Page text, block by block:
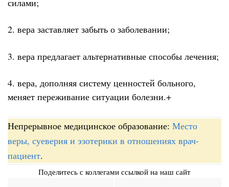
силами;
2. вера заставляет забыть о заболевании;
3. вера предлагает альтернативные способы лечения;
4. вера, дополняя систему ценностей больного,
меняет переживание ситуации болезни.+
Непрерывное медицинское образование: Место
веры, суеверия и эзотерики в отношениях врач-
пациент.
Поделитесь с коллегами ссылкой на наш сайт